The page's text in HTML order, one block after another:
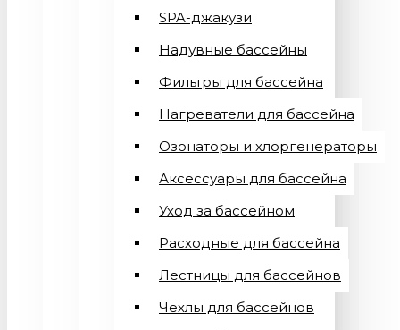
SPA-джакузи
Надувные бассейны
Фильтры для бассейна
Нагреватели для бассейна
Озонаторы и хлоргенераторы
Аксессуары для бассейна
Уход за бассейном
Расходные для бассейна
Лестницы для бассейнов
Чехлы для бассейнов